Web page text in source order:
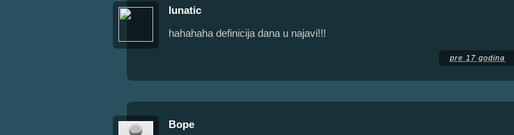
lunatic
hahahaha definicija dana u najavi!!!
pre 17 godina
Bope